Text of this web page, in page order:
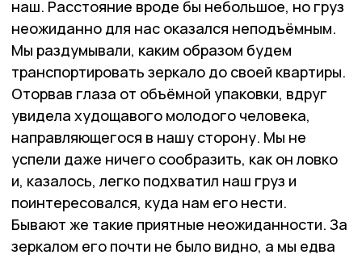
наш. Расстояние вроде бы небольшое, но груз
неожиданно для нас оказался неподъёмным.
Мы раздумывали, каким образом будем
транспортировать зеркало до своей квартиры.
Оторвав глаза от объёмной упаковки, вдруг
увидела худощавого молодого человека,
направляющегося в нашу сторону. Мы не
успели даже ничего сообразить, как он ловко
и, казалось, легко подхватил наш груз и
поинтересовался, куда нам его нести.
Бывают же такие приятные неожиданности. За
зеркалом его почти не было видно, а мы едва